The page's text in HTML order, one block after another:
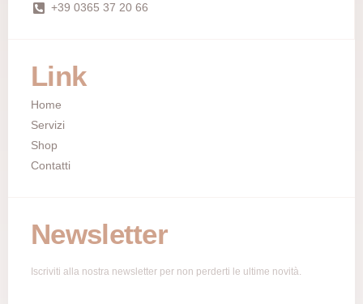
+39 0365 37 20 66
Link
Home
Servizi
Shop
Contatti
Newsletter
Iscriviti alla nostra newsletter per non perderti le ultime novità.